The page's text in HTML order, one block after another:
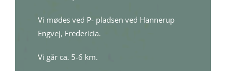
Vi mødes ved P- pladsen ved Hannerup
Engvej, Fredericia.
Vi går ca. 5-6 km.